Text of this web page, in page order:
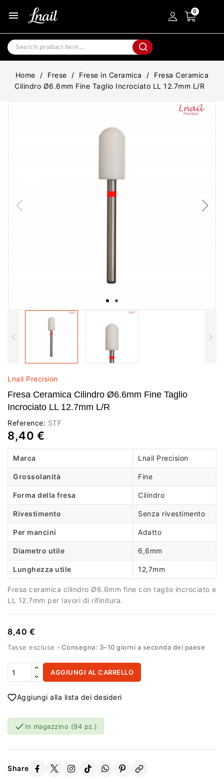
menu
Home Frese Frese in Ceramica
Fresa Ceramica
Cilindro Ø6.6mm Fine Taglio Incrociato LL 12.7mm L/R
Lnail Precision
Fresa Ceramica Cilindro Ø6.6mm Fine Taglio
Incrociato LL 12.7mm L/R
Reference: STF
8,40 €
Marca Lnail Precision
Grossolanità Fine
Forma della fresa Cilindro
Rivestimento Senza rivestimento
Per mancini Adatto
Diametro utile 6,6mm
Lunghezza utile 12,7mm
Fresa ceramica cilindro Ø6.6mm fine con taglio incrociato e
LL 12.7mm per lavori di rifinitura.
8,40 €
Tasse escluse Consegna: 3–10 giorni a seconda del paese
AGGIUNGI AL CARRELLO
Aggiungi alla lista dei desideri
 In magazzino (94 pz.)
Share